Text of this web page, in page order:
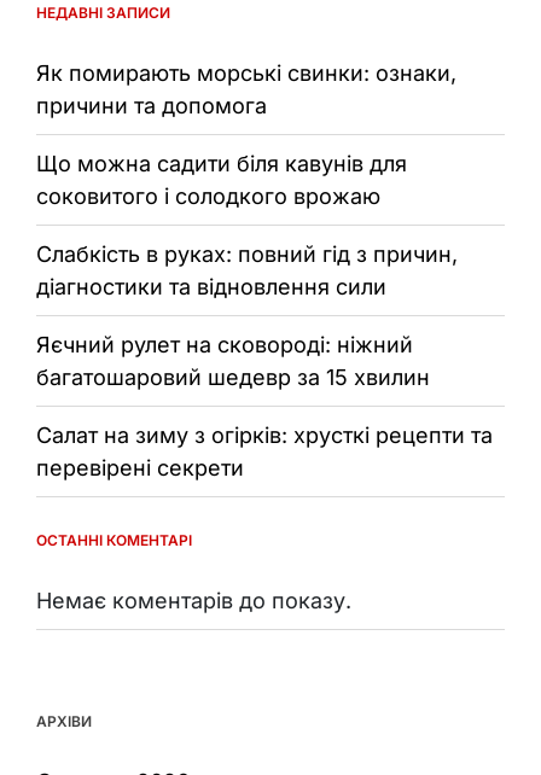
НЕДАВНІ ЗАПИСИ
Як помирають морські свинки: ознаки,
причини та допомога
Що можна садити біля кавунів для
соковитого і солодкого врожаю
Слабкість в руках: повний гід з причин,
діагностики та відновлення сили
Яєчний рулет на сковороді: ніжний
багатошаровий шедевр за 15 хвилин
Салат на зиму з огірків: хрусткі рецепти та
перевірені секрети
ОСТАННІ КОМЕНТАРІ
Немає коментарів до показу.
АРХІВИ